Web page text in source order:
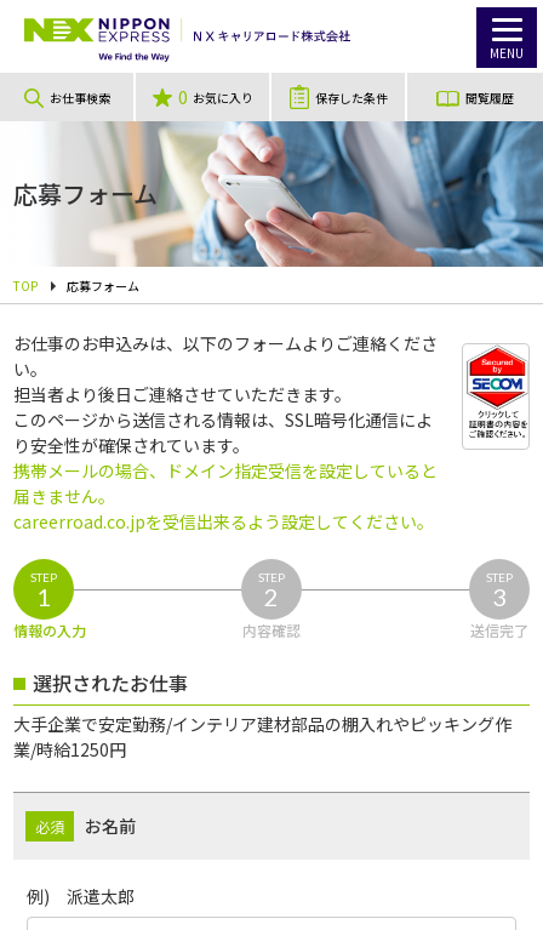
MENU
お仕事検索 0 お気に入り 保存した条件 閲覧履歴
応募フォーム
TOP 応募フォーム
お仕事のお申込みは、以下のフォームよりご連絡くださ
い。
担当者より後日ご連絡させていただきます。
このページから送信される情報は、SSL暗号化通信によ
り安全性が確保されています。
携帯メールの場合、ドメイン指定受信を設定していると
届きません。
careerroad.co.jpを受信出来るよう設定してください。
STEP
1
情報の入力
STEP
2
内容確認
STEP
3
送信完了
選択されたお仕事
大手企業で安定勤務/インテリア建材部品の棚入れやピッキング作
業/時給1250円
お名前
例) 派遣太郎